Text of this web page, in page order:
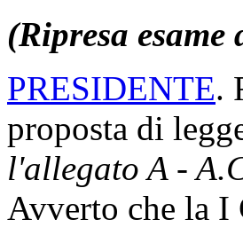
(Ripresa
PRESIDENTE.
proposta di
l'allegato A -
Avverto che la I